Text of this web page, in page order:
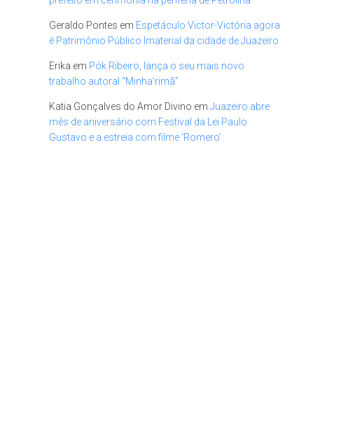
Geraldo Pontes em Espetáculo Victor-Victória agora
é Patrimônio Público Imaterial da cidade de Juazeiro
Erika em Pók Ribeiro, lança o seu mais novo
trabalho autoral “Minha’rimã”
Katia Gonçalves do Amor Divino em Juazeiro abre
mês de aniversário com Festival da Lei Paulo
Gustavo e a estreia com filme ‘Romero’